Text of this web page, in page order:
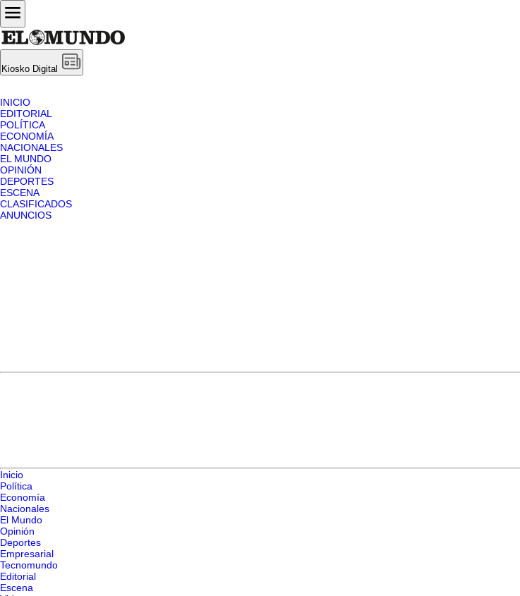
Kiosko Digital
INICIO
EDITORIAL
POLÍTICA
ECONOMÍA
NACIONALES
EL MUNDO
OPINIÓN
DEPORTES
ESCENA
CLASIFICADOS
ANUNCIOS
Inicio
Política
Economía
Nacionales
El Mundo
Opinión
Deportes
Empresarial
Tecnomundo
Editorial
Escena